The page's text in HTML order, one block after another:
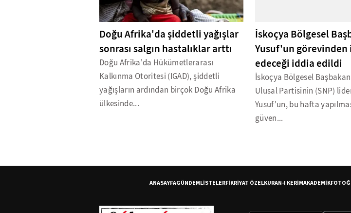
Doğu Afrika'da şiddetli yağışlar
sonrası salgın hastalıklar arttı
Doğu Afrika'da Hükümetlerarası
Kalkınma Otoritesi (IGAD), şiddetli
yağışların ardından birçok Doğu Afrika
ülkesinde...
İskoçya Bölgesel
Yusuf'un görevinden
edeceği iddia edildi
İskoçya Bölgesel
Ulusal Partisinin (SNP)
Yusuf'un, bu hafta
güven...
ANASAYFAGÜNDEMLİSTELERFİKRİYAT ÖZELKURAN-I KERİMAKADEMİK